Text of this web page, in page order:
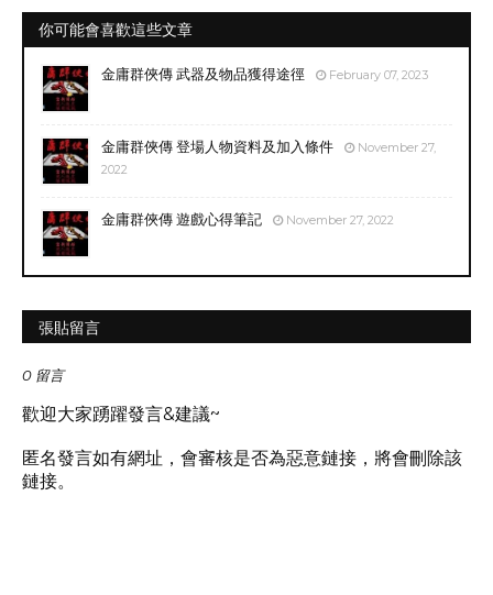
你可能會喜歡這些文章
金庸群俠傳 武器及物品獲得途徑 February 07, 2023
金庸群俠傳 登場人物資料及加入條件
November 27,
2022
金庸群俠傳 遊戲心得筆記 November 27, 2022
張貼留言
0 留言
歡迎大家踴躍發言&建議~
匿名發言如有網址，會審核是否為惡意鏈接，將會刪除該
鏈接。